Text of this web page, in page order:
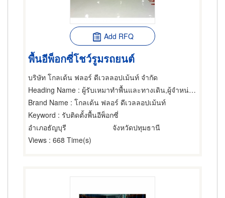
Add RFQ
พื้นอีพ็อกซี่โชว์รูมรถยนต์
บริษัท โกลเด้น ฟลอร์ ดีเวลลอปเม้นท์ จำกัด
Heading Name : ผู้รับเหมาทำพื้นและทางเดิน,ผู้จำหน่ายและรับเหมาปูวัสดุปูพื้น,ปูและแต่งพื้นใหม่
Brand Name : โกลเด้น ฟลอร์ ดีเวลลอปเม้นท์
Keyword : รับติดตั้งพื้นอีพ็อกซี่
อำเภอธัญบุรี
จังหวัดปทุมธานี
Views : 668 Time(s)